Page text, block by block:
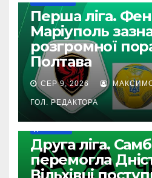
Перша ліга.
Маріуполь
розгромної
Полтава
СЕР 9, 2026
ГОЛ. РЕДАКТОРА
Друга ліга.
перемогла